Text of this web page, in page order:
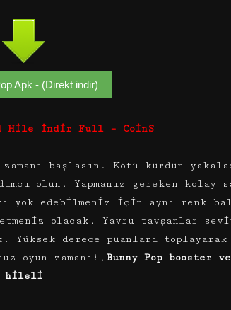
Apk - (Direkt indir)
Hile İndir Full – CoinS
başlasın. Kötü kurdun
olun. Yapmanız gereken kolay
yok edebilmeniz için aynı renk
olacak. Yavru tavşanlar
derece puanları toplayarak
oyun zamanı!, Bunny Pop booster
hileli